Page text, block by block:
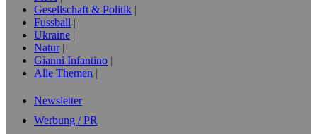
Gesellschaft & Politik
Fussball
Ukraine
Natur
Gianni Infantino
Alle Themen
Newsletter
Werbung / PR